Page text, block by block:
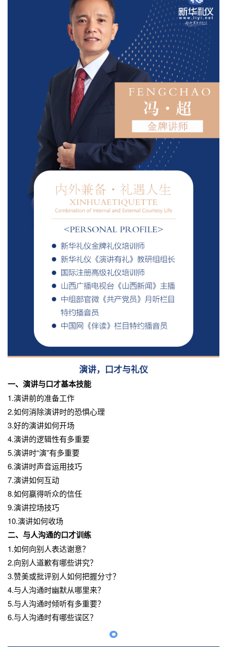
演讲，口才与礼仪
一、演讲与口才基本技能
1.演讲前的准备工作
2.如何消除演讲时的恐惧心理
3.好的演讲如何开场
4.演讲的逻辑性有多重要
5.演讲时“演”有多重要
6.演讲时声音运用技巧
7.演讲如何互动
8.如何赢得听众的信任
9.演讲控场技巧
10.演讲如何收场
二、与人沟通的口才训练
1.如何向别人表达谢意？
2.向别人道歉有哪些讲究？
3.赞美或批评别人如何把握分寸？
4.与人沟通时幽默从哪里来？
5.与人沟通时倾听有多重要？
6.与人沟通时有哪些误区？